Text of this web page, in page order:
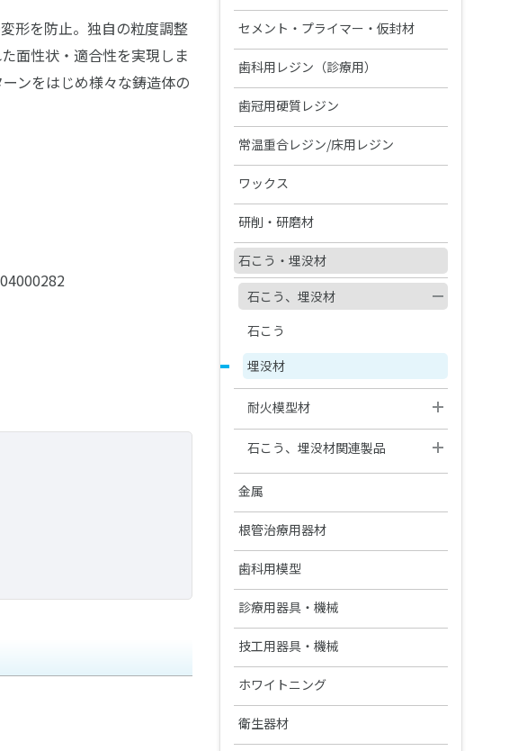
形を防止。独自の粒度調整
面性状・適合性を実現しま
ンをはじめ様々な鋳造体の
松風S-WAVEスキャナーシリーズ
DWXシリーズ/MD-500S
オストロマットシリーズ
ハイブリッドレジンHCシリーズ
その他レジン
松風ディスクワックス
カーラプリント シリーズ
UltraCraft A2D HD
ディーマ プリントシリーズイン
ク
S-WAVEプリントシリーズインク
(IMD-S対応)
S-WAVEプリントシリーズインク
(UltraCraft A2D HD対応)
関連製品
NC ベラシア（前歯/臼歯）
バイオリンガ
エンデュラ ゼロ臼歯
松風リアルクラウン前歯
レジン前歯
松風レジン臼歯
松風バイオエースレジン歯 20°臼
歯
陶歯
ベラシア SA ポーセレン（前歯/
熱可塑性レジン歯
ベラシア SA フルアーチ
テンポラリークラウン用シェル
松風シェルクラウン SA
ヴィンテージ ZR
ヴィンテージ LD プレス
ヴィンテージ PRIME プレス
金属焼付用陶材
ヴィンテージ MP
ヴィンテージ ハロー
関連製品
ヴィンテージ アートシリーズ
希釈液・分離液・その他
ガイド
筆等作業用具
印象材（診療用）
グランブルー EX
デントシリコーン アクア
ジルデフィットシリーズ
印象材（技工用）
デュプリゲル
松風ラボシリコーン
デュプリコーン
関連製品
CDスペーサー
CDフラスコ
松風咬合紙
SUシリーズ
分離材・剥離液等
セメント・プライマー・仮封材
接着性レジンセメント
ビューティリンクSA
ビューティセム べニア
前処理材(プライマー)
各種前処理材
合着用セメント
ハイ-ボンド レジグラス
ハイ-ボンド グラスアイオノマー
CX
ハイ-ボンド カルボセメント
ハイ-ボンド カルボプラス
スーパーセメント
裏層用セメント
松風ベースセメント （ピンク）
松風ベースセメント ホワイト
松風ベースセメント デンティン
色
仮着・仮封材
仮着・仮封材
充填用セメント
グラスアイオノマー FX-LC
グラスアイオノマー FX ウルトラ
松風ハイ-ボンド グラスアイオノ
マー-Ｆ（充填用）
関連製品
松風ココアバター
松風バニッシュ
アクアセップ
スパチュラ・充填器具等
歯科用レジン（診療用）
レジン（診療用）
ビューティシーラント
充填用コンポジットレジン
支台築造用レジン
歯面コーティング材
ボンディング材
PRリペアキット
フルオロボンド シェイクワン
セラレジンボンド
フルオロボンドⅡ
エッチング/歯面コンディショナ
ー
松風エナメルコンディショナー
関連製品
MiCDインスツルメント キット
エースクラップインスツルメン
ト
ペーパーパッド
ブラシ類
ディッシュ類
歯冠用硬質レジン
歯冠用硬質レジン
セラマージュ デュオ
セラマージュ アップ
ソリデックス ハーデュラ
セラマージュシリーズ関連材料
ソリデックスシリーズ関連材料
関連製品
ライトフィルセップ
リテンションビーズ 150/ビーズ
ペン
レジングレーズ
ライトアート
筆・ブラシ類
常温重合レジン/床用レジン
常温重合レジン
プロビナイスシリーズ
常温重合レジン関連製品
義歯床用レジン
フィットレジン
松風アーバン
松風ポアーレジン
義歯床用レジン関連製品
印象トレー用レジン
松風トレーレジンⅡ
松風トレーレジン
粘膜調整材・機能印象材
松風ティッシュコンディショナー
Ⅱ
松風ティッシュコンディショナー
Ⅱ ソフト
松風ティッシュコンディショナー
プライマー
松風デンチャーライナー
ワックス
インレーワックス
松風カラーワックス
松風ブルーインレーワックス
松風レッドインレーワックス
松風マイティワックス
鋳造床維持装置用ワックス
松風ステップルシートワックス
松風ラインワックス
松風ワックスパターン
試適・実習用ワックス
カラートーニングワックス
松風歯冠色ワックス
その他ワックス
松風イエローワックス
松風ビーディングワックス
松風ピンワックス
ワックス関連製品
ナイスフィット
その他関連製品
研削・研磨材
ダイヤモンド研削材
ダイヤモンド研削材FG
ダイヤモンド研削材HP・CA
カーバイドバー
ジェットカーバイドバーHP
ジェットカーバイドバー FG
ジェットカーバイドバーFG“ショ
ートシャンク”
松風技工用カーバイドバーシリ
ーズ
カーボランダム研削材
松風カーボランダムポイント
HP・CA・FG
松風カーボランダムポイント ハ
ード HP
松風カーボランダムポイント フ
ァイン
松風カーボランダムホイール
松風ヒートレスホイール
松風チップレスホイール
アルミナ質研削材
松風ホワイトポイント
松風ピンクポイント
松風ブラウンポイント
松風カッティングホイール
松風カッティングディスク Gメッ
シュ
松風カッティングディスク
ゴム製研磨材
グロスマスターZR
松風ジルコニア研磨キット
セラマスター コース
セラマスター
松風ビッグシリコンポイント
シリコンワングロス
プレサージュポイント
松風ラバーカップ
研磨ペースト・コンパウンド
プレサージュ
PRG プロケアジェル α
松風ラッピングペースト
PRGコンポグロス キット
ト
デュラポリッシュ ダイヤ
デュラポリッシュ
研磨バフ・ブラシ・カップ
松風フェルトホイール
松風スーパースナップ リボーン
松風スーパースナップ バフディ
松風ピボットブラシ
松風ピボットブラシ SC
メルサージュ プロフェッショナ
ルケアシリーズ
バースタンド
FG用スタンド
バーステーションⅡ
アルミバーブロック
ステンレスバークリップ
ドレッサー
ダイヤモンドドレッサー
ダイヤモンドストリップス
松風ポリストリップス
石こう・埋没材
石こう、埋没材
石こう
埋没材
耐火模型材
ラミナ ベストⅡ
CDインベストメント
石こう、埋没材関連製品
松風フィッティングライナー バ
イオ
スーパーメルト
モデルコート
金属
鋳造用合金
コバリオンEX
チタン100
ヘラニウムレーザー
金合金
陶材焼付用合金
コバルタンMB
ユニメタル EZ
金・パラジウム合金
金・パラジウム・銀合金
関連製品
メロットメタル
ソルダー
根管治療用器材
ファイル(電動式)
Mtwoファイル
用)
ファイル(手用)
松風Kファイル
松風Hファイル
ニューエンドKファイル
ニューエンドHファイル
リーマー
松風Kリーマー
ニューエンドKリーマー
ペーストキャリア
松風ペーストキャリア(CA用)
保存・消毒用製品
歯科用模型
ADEMシステム
ファントム標準セットA
実習模型
実習模型STD28F-
UPLA/STD32F-UPLA
実習模型STD28F-
補綴物模型
有歯顎補綴物模型
インプラント用トレーニング模
型
診療用器具・機械
PMTC/歯面清掃器/超音波スケー
メルサージュ エピック S
メルサージュ エピック 2in1 NEO
双眼ルーペ
オラスコープティックルーペ
デジタルカメラ・口腔内撮影用
技工用器具・機械
咬合器
プロアーチシリーズ
各種トレー成型器
ホワイトニング
ホワイトニング材
衛生器材